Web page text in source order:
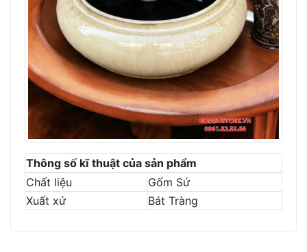
Thông số kĩ thuật của sản phẩm
Chất liệu
Gốm Sứ
Xuất xứ
Bát Tràng